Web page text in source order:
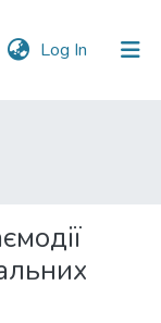
Log In (current)